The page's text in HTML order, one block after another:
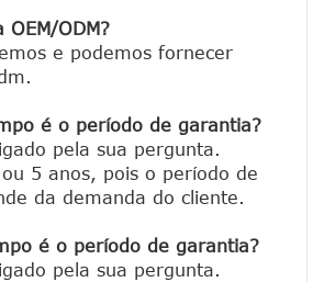
ODM?
e podemos fornecer
é o período de garantia?
pela sua pergunta.
5 anos, pois o período de
da demanda do cliente.
é o período de garantia?
pela sua pergunta.